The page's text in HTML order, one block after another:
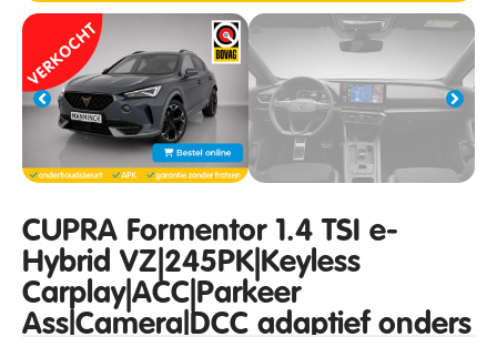
CUPRA Formentor 1.4 TSI e-
Hybrid VZ|245PK|Keyless
Carplay|ACC|Parkeer
Ass|Camera|DCC adaptief onders